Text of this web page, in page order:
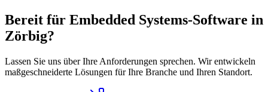
Bereit für Embedded Systems-Software in
Zörbig?
Lassen Sie uns über Ihre Anforderungen sprechen. Wir entwickeln
maßgeschneiderte Lösungen für Ihre Branche und Ihren Standort.